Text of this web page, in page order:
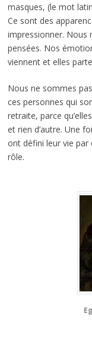
masques, (le mot
Ce sont des
impressionner. Nous
pensées. Nos
viennent et elles
Nous ne sommes
ces personnes qui
retraite, parce
et rien d’autre. Une
ont défini leur vie par
rôle.